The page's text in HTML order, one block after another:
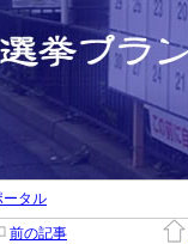
ータル
前の記事